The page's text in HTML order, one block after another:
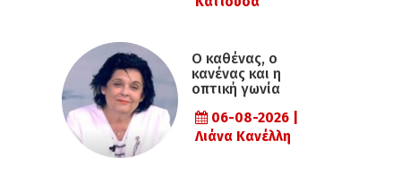
Ο καθένας, ο
κανένας και η
οπτική γωνία
06-08-2026 |
Λιάνα Κανέλλη